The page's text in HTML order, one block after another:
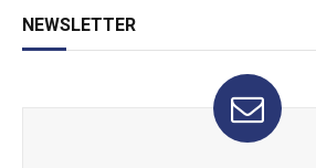
NEWSLETTER